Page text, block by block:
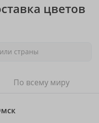
цветов
страны
По всему миру